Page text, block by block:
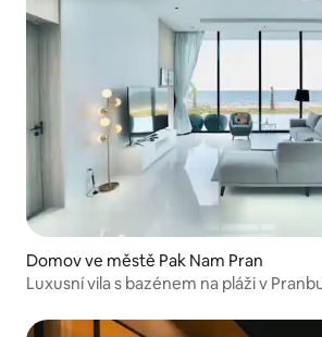
Domov ve městě Pak Nam Pran
Luxusní vila s bazénem na pláži v